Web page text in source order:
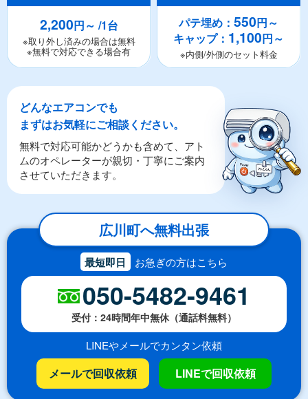
2,200円～ /1台
※取り外し済みの場合は無料
※無料で対応できる場合有
パテ埋め：550円～
キャップ： 1,100円～
※内側/外側のセット料金
どんなエアコンでも
まずはお気軽にご相談ください。
無料で対応可能かどうかも含めて、アト
ムのオペレーターが親切・丁寧にご案内
させていただきます。
広川町へ無料出張
最短即日 お急ぎの方はこちら
050-5482-9461
受付：24時間年中無休（通話料無料）
LINEやメールでカンタン依頼
メールで回収依頼 LINEで回収依頼